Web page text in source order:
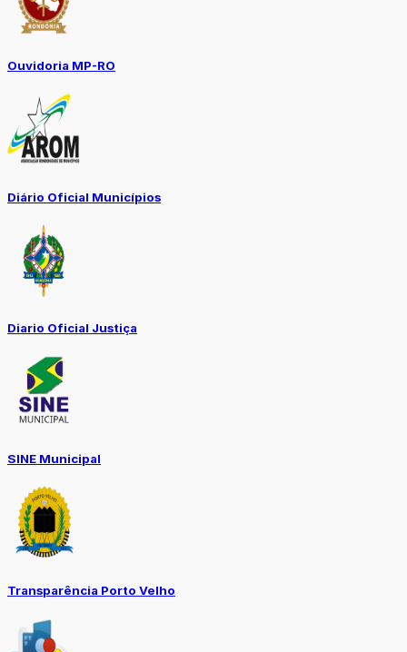
Ouvidoria MP-RO
Diário Oficial Municípios
Diario Oficial Justiça
SINE Municipal
Transparência Porto Velho